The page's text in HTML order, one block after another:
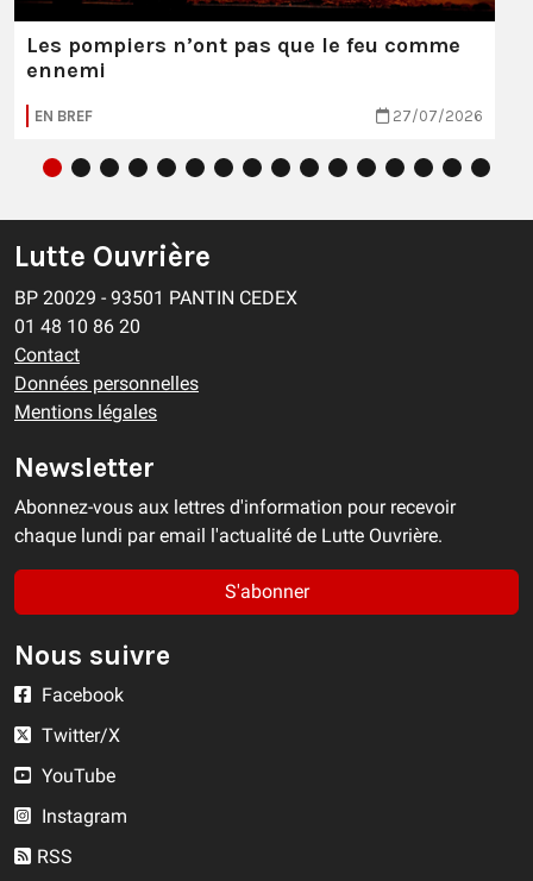
Les pompiers n’ont pas que le feu comme
ennemi
EN BREF 27/07/2026
Lutte Ouvrière
BP 20029 - 93501 PANTIN CEDEX
01 48 10 86 20
Contact
Données personnelles
Mentions légales
Newsletter
Abonnez-vous aux lettres d'information pour recevoir
chaque lundi par email l'actualité de Lutte Ouvrière.
S'abonner
Nous suivre
Facebook
Twitter/X
YouTube
Instagram
RSS